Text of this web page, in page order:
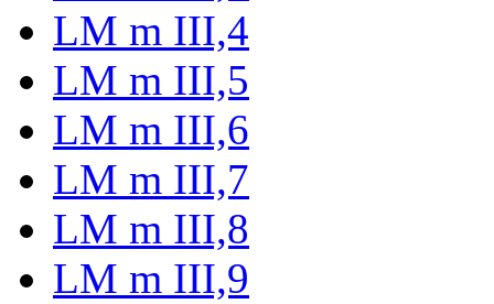
LM m III,4
LM m III,5
LM m III,6
LM m III,7
LM m III,8
LM m III,9